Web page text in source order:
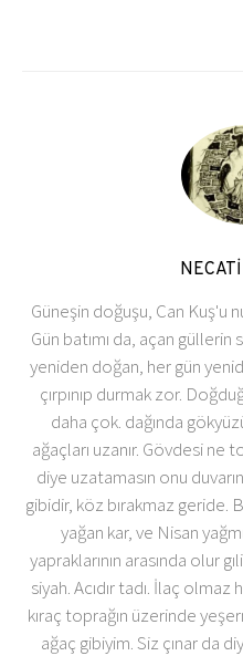
Güneşin doğuşu, Can Kuş'u
Gün batımı da, açan güllerin
yeniden doğan, her gün
çırpınıp durmak zor.
daha çok. dağında
ağaçları uzanır. Gövdesi
diye uzatamasın onu
gibidir, köz bırakmaz geride.
yağan kar, ve Nisan
yapraklarının arasında olur
siyah. Acıdır tadı. İlaç
kıraç toprağın üzerinde
ağaç gibiyim. Siz çınar da